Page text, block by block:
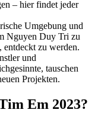
– hier findet jeder
Umgebung und
Nguyen Duy Tri zu
entdeckt zu werden.
und
tauschen
Projekten.
Em 2023?